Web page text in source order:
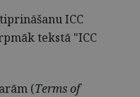
ICC
tekstā "ICC
(Terms of